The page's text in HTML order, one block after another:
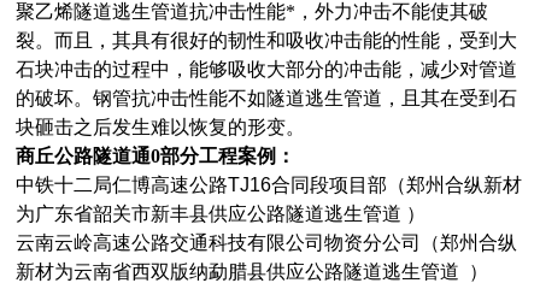
聚乙烯隧道逃生管道抗冲击性能*，外力冲击不能使其破
裂。而且，其具有很好的韧性和吸收冲击能的性能，受到大
石块冲击的过程中，能够吸收大部分的冲击能，减少对管道
的破坏。钢管抗冲击性能不如隧道逃生管道，且其在受到石
块砸击之后发生难以恢复的形变。
商丘公路隧道通0部分工程案例：
中铁十二局仁博高速公路TJ16合同段项目部（郑州合纵新材
为广东省韶关市新丰县供应公路隧道逃生管道 ）
云南云岭高速公路交通科技有限公司物资分公司（郑州合纵
新材为云南省西双版纳勐腊县供应公路隧道逃生管道 ）